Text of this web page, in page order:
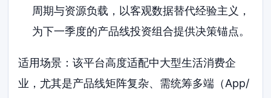
周期与资源负载，以客观数据替代经验主义，
为下一季度的产品线投资组合提供决策锚点。
适用场景：该平台高度适配中大型生活消费企
业，尤其是产品线矩阵复杂、需统筹多端（App/